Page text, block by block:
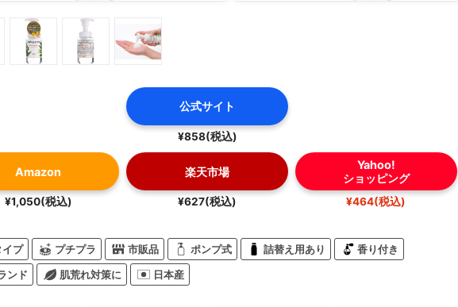
公式サイト
¥858(税込)
Amazon
¥1,050(税込)
楽天市場
¥627(税込)
Yahoo!
ショッピング
¥464(税込)
イプ プチプラ 市販品 ポンプ式 詰替え用あり 香り付き
ンド 肌荒れ対策に 日本産